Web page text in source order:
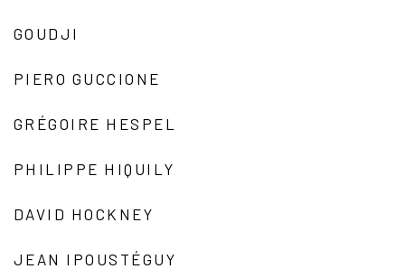
GOUDJI
PIERO GUCCIONE
GRÉGOIRE HESPEL
PHILIPPE HIQUILY
DAVID HOCKNEY
JEAN IPOUSTÉGUY